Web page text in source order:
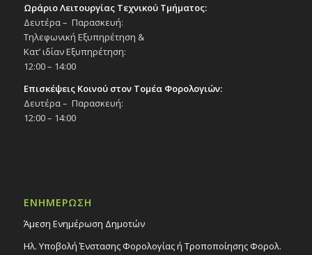
Ωράριο Λειτουργίας Τεχνικού Τμήματος:
Δευτέρα – Παρασκευή:
Τηλεφωνική Εξυπηρέτηση &
Κατ’ ιδίαν Εξυπηρέτηση:
12:00 – 14:00
Επισκέψεις Κοινού στον Τομέα Φορολογιών:
Δευτέρα – Παρασκευή:
12:00 – 14:00
ΕΝΗΜΕΡΩΣΗ
Άμεση Ενημέρωση Δημοτών
Ηλ. Υποβολή Ένστασης Φορολογίας ή Τροποποίησης Φορολ.